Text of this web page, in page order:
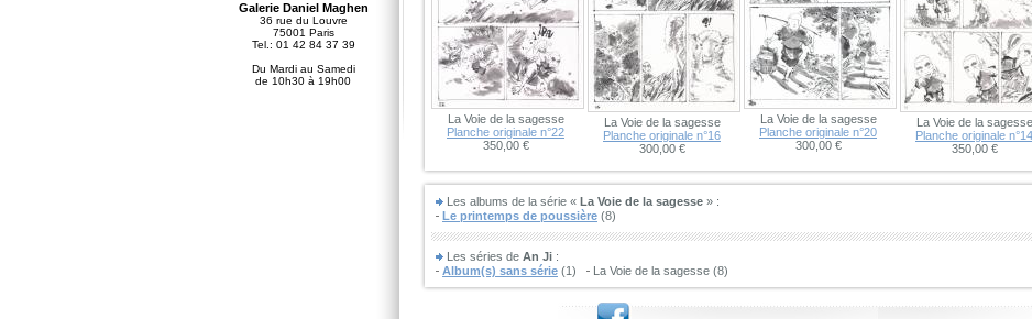
La Voie de la sagesse
Planche originale n°22
350,00 €
La Voie de la sagesse
Planche originale n°16
300,00 €
La Voie de la sagesse
Planche originale n°20
300,00 €
La Voie de la sagesse
Planche originale n°14
350,00 €
Les albums de la série « La Voie de la sagesse » :
Le printemps de poussière (8)
Les séries de An Ji :
Album(s) sans série (1) La Voie de la sagesse (8)
Galerie Daniel Maghen
36 rue du Louvre
75001 Paris
Tel.: 01 42 84 37 39
Du Mardi au Samedi
de 10h30 à 19h00